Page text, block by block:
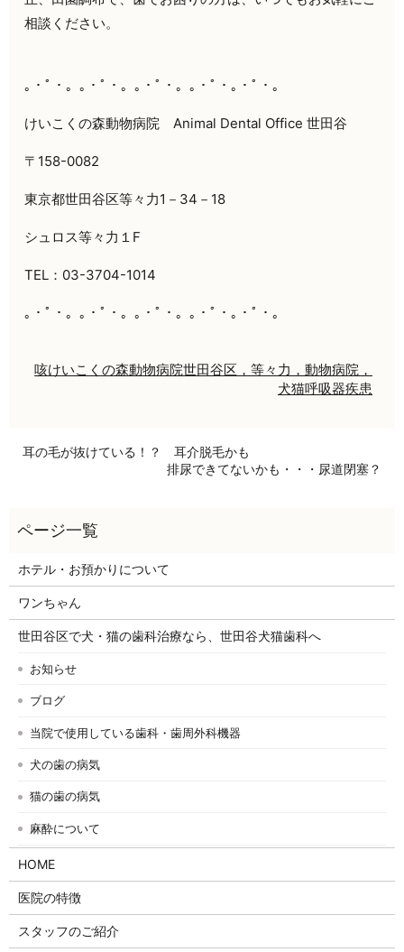
相談ください。
｡・ﾟ・。｡・ﾟ・。｡・ﾟ・。｡・ﾟ・｡・ﾟ・。
けいこくの森動物病院 Animal Dental Office 世田谷
〒158-0082
東京都世田谷区等々力1－34－18
シュロス等々力１F
TEL：03-3704-1014
｡・ﾟ・。｡・ﾟ・。｡・ﾟ・。｡・ﾟ・｡・ﾟ・。
咳けいこくの森動物病院世田谷区，等々力，動物病院，
犬猫呼吸器疾患
耳の毛が抜けている！？ 耳介脱毛かも
排尿できてないかも・・・尿道閉塞？
ホテル・お預かりについて
ワンちゃん
世田谷区で犬・猫の歯科治療なら、世田谷犬猫歯科へ
お知らせ
ブログ
当院で使用している歯科・歯周外科機器
犬の歯の病気
猫の歯の病気
麻酔について
HOME
医院の特徴
スタッフのご紹介